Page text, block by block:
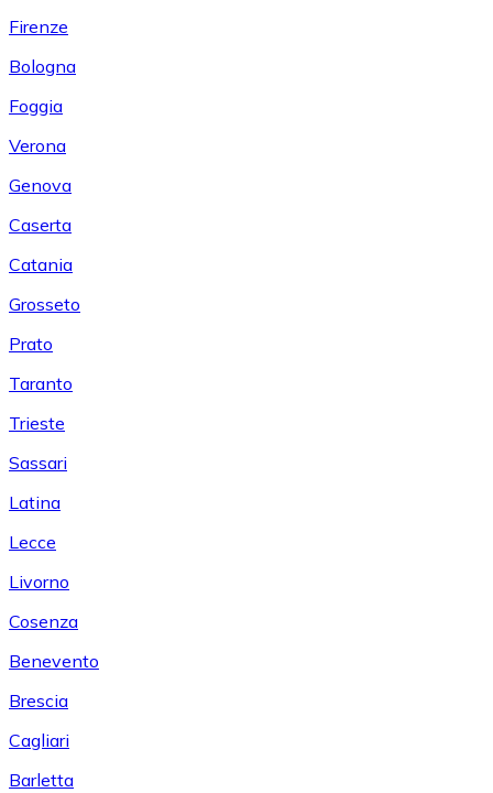
Firenze
Bologna
Foggia
Verona
Genova
Caserta
Catania
Grosseto
Prato
Taranto
Trieste
Sassari
Latina
Lecce
Livorno
Cosenza
Benevento
Brescia
Cagliari
Barletta